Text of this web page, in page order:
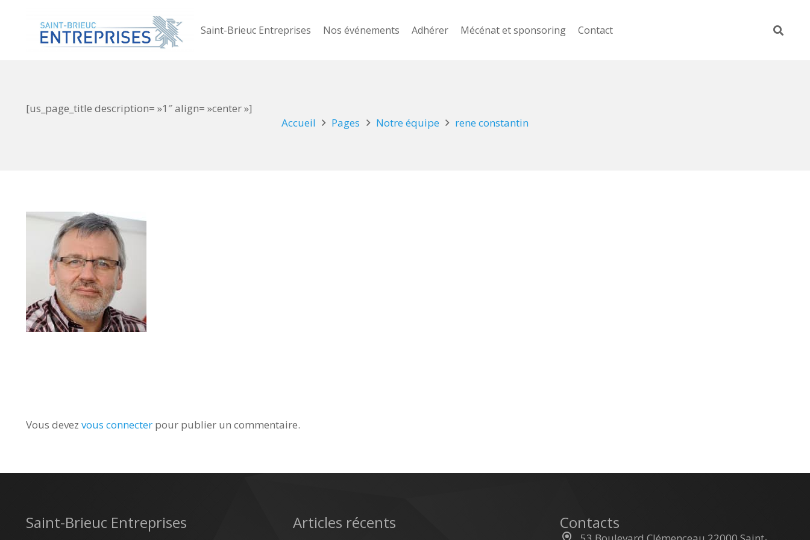
Saint-Brieuc Entreprises Nos événements Adhérer Mécénat et sponsoring Contact
[us_page_title description= »1″ align= »center »]
Accueil
Pages Notre équipe rene constantin
Vous devez vous connecterpour publier un commentaire.
Saint-Brieuc Entreprises Articles récents Contacts